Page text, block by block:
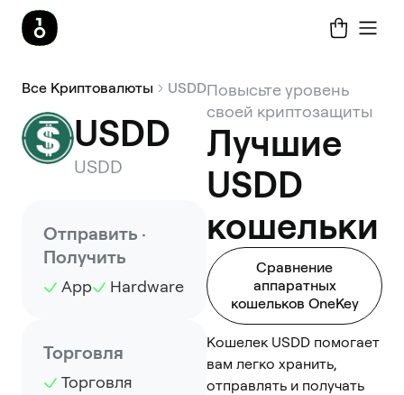
Все Криптовалюты USDD
USDD
USDD
Отправить ·
Получить
App Hardware
Торговля
Торговля
Повысьте уровень
своей криптозащиты
Лучшие
USDD
кошельки
Сравнение
аппаратных
кошельков OneKey
Кошелек USDD помогает
вам легко хранить,
отправлять и получать